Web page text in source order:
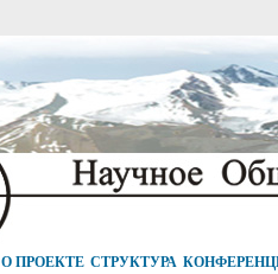
О ПРОЕКТЕ СТРУКТУРА